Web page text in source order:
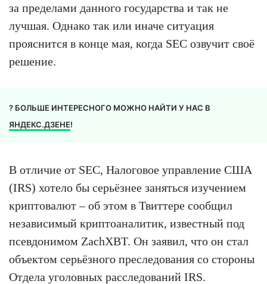
за пределами данного государства и так не
лучшая. Однако так или иначе ситуация
прояснится в конце мая, когда SEC озвучит своё
решение.
? БОЛЬШЕ ИНТЕРЕСНОГО МОЖНО НАЙТИ У НАС В
ЯНДЕКС.ДЗЕНЕ!
В отличие от SEC, Налоговое управление США
(IRS) хотело бы серьёзнее заняться изучением
криптовалют – об этом в Твиттере сообщил
независимый криптоаналитик, известный под
псевдонимом ZachXBT. Он заявил, что он стал
объектом серьёзного преследования со стороны
Отдела уголовных расследований IRS.